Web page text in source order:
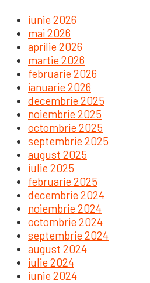
iunie 2026
mai 2026
aprilie 2026
martie 2026
februarie 2026
ianuarie 2026
decembrie 2025
noiembrie 2025
octombrie 2025
septembrie 2025
august 2025
iulie 2025
februarie 2025
decembrie 2024
noiembrie 2024
octombrie 2024
septembrie 2024
august 2024
iulie 2024
iunie 2024